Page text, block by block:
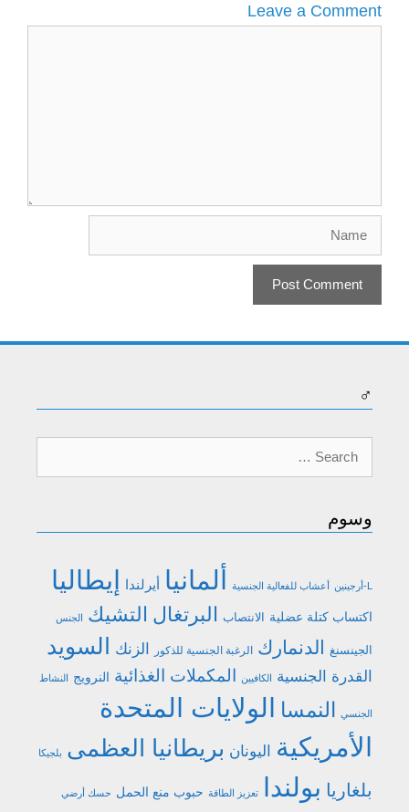
Leave a Comment
♂
Search
وسوم
L-أرجينين أعشاب للفعالية الجنسية ألمانيا أيرلندا إيطاليا
اكتساب كتلة عضلية الانتصاب البرتغال التشيك الجنس
الجينسنغ الدنمارك الرغبة الجنسية للذكور الزنك السويد
القدرة الجنسية الكافيين المكملات الغذائية النرويج النشاط
الجنسي النمسا
الولايات المتحدة
الأمريكية
اليونان بريطانيا العظمى بلجيكا
بلغاريا بولندا تعزيز الطاقة حبوب منع الحمل حسك أرضي